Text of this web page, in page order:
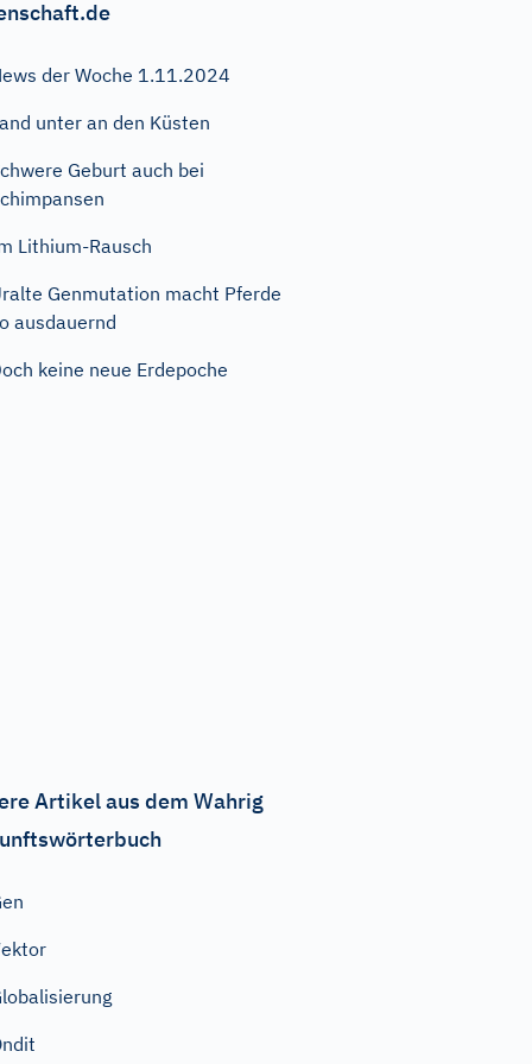
der Woche 1.11.2024
unter an den Küsten
Geburt auch bei
Lithium-Rausch
Genmutation macht Pferde
ausdauernd
keine neue Erdepoche
Artikel aus dem Wahrig